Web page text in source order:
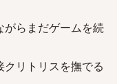
がらまだゲームを続
リトリスを撫でる